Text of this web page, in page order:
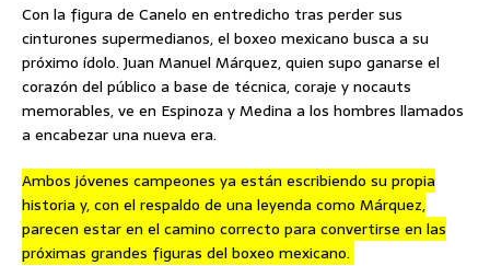
Con la figura de Canelo en entredicho tras perder sus
cinturones supermedianos, el boxeo mexicano busca a su
próximo ídolo. Juan Manuel Márquez, quien supo ganarse el
corazón del público a base de técnica, coraje y nocauts
memorables, ve en Espinoza y Medina a los hombres llamados
a encabezar una nueva era.
Ambos jóvenes campeones ya están escribiendo su propia
historia y, con el respaldo de una leyenda como Márquez,
parecen estar en el camino correcto para convertirse en las
próximas grandes figuras del boxeo mexicano.